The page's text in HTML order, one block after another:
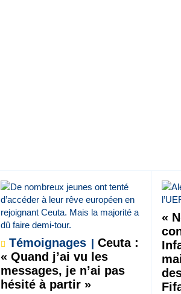
Témoignages
Ceuta :
« Quand j’ai vu les
messages, je n’ai pas
hésité à partir »
«